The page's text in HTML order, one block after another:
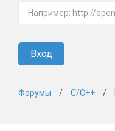
Вход
Форумы C/C++